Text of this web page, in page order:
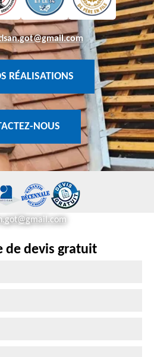
RÉALISATIONS
NOUS
de devis gratuit